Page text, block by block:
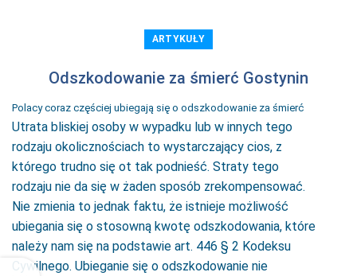
ARTYKUŁY
Odszkodowanie za śmierć Gostynin
Polacy coraz częściej ubiegają się o odszkodowanie za śmierć
Utrata bliskiej osoby w wypadku lub w innych tego
rodzaju okolicznościach to wystarczający cios, z
którego trudno się ot tak podnieść. Straty tego
rodzaju nie da się w żaden sposób zrekompensować.
Nie zmienia to jednak faktu, że istnieje możliwość
ubiegania się o stosowną kwotę odszkodowania, które
należy nam się na podstawie art. 446 § 2 Kodeksu
Cywilnego. Ubieganie się o odszkodowanie nie